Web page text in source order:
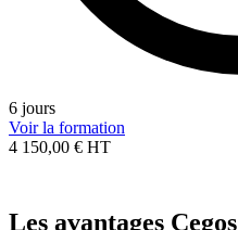
6 jours
Voir la formation
4 150,00 € HT
Les avantages Cegos